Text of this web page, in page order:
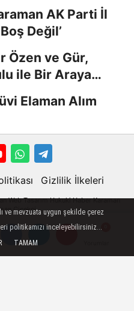
AK Parti İl
Değil’
Özen ve Gür,
ile Bir Araya
Elaman Alım
Gizlilik İlkeleri
Web Tasarım Hukuki Haber Karaman
Çiçekci
ve mevzuata uygun şekilde çerez
politikamızı inceleyebilirsiniz...
TAMAM